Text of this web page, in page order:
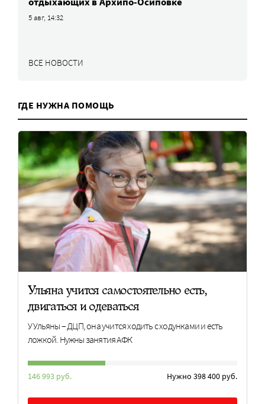
5 авг, 14:32
ВСЕ НОВОСТИ
ГДЕ НУЖНА ПОМОЩЬ
Ульяна учится самостоятельно есть,
двигаться и одеваться
У Ульяны – ДЦП, она учится ходить с ходунками и есть
ложкой. Нужны занятия АФК
146 993 руб. Нужно 398 400 руб.